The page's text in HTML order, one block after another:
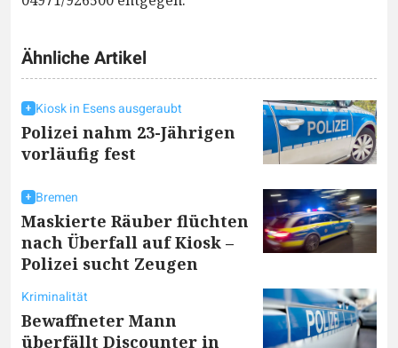
Ähnliche Artikel
Kiosk in Esens ausgeraubt
Polizei nahm 23-Jährigen
vorläufig fest
Bremen
Maskierte Räuber flüchten
nach Überfall auf Kiosk –
Polizei sucht Zeugen
Kriminalität
Bewaffneter Mann
überfällt Discounter in